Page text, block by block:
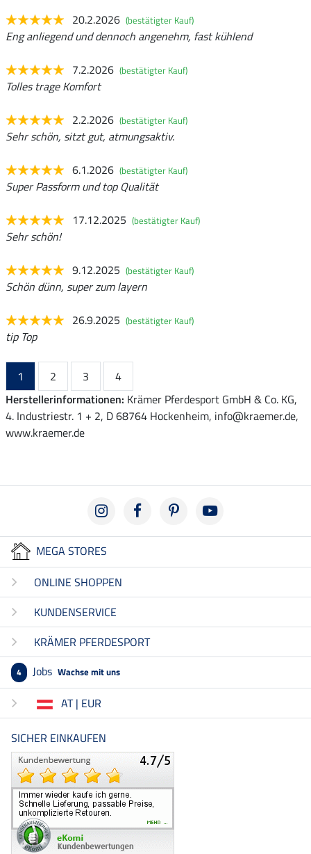
20.2.2026 (bestätigter Kauf)
Eng anliegend und dennoch angenehm, fast kühlend
7.2.2026 (bestätigter Kauf)
Tolles trage Komfort
2.2.2026 (bestätigter Kauf)
Sehr schön, sitzt gut, atmungsaktiv.
6.1.2026 (bestätigter Kauf)
Super Passform und top Qualität
17.12.2025 (bestätigter Kauf)
Sehr schön!
9.12.2025 (bestätigter Kauf)
Schön dünn, super zum layern
26.9.2025 (bestätigter Kauf)
tip Top
1 2 3
4
Herstellerinformationen: Krämer Pferdesport GmbH & Co. KG,
4. Industriestr. 1 + 2, D 68764 Hockenheim, info@kraemer.de,
www.kraemer.de
MEGA STORES
ONLINE SHOPPEN
KUNDENSERVICE
KRÄMER PFERDESPORT
4 Jobs Wachse mit uns
AT | EUR
SICHER EINKAUFEN